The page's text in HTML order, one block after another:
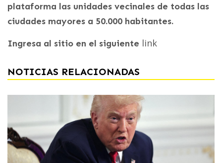
plataforma las unidades vecinales de todas las
ciudades mayores a 50.000 habitantes.
Ingresa al sitio en el siguiente link
NOTICIAS RELACIONADAS